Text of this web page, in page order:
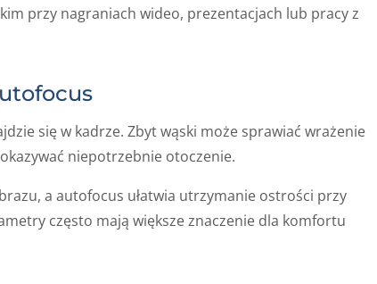
przy nagraniach wideo, prezentacjach lub pracy z
się w kadrze. Zbyt wąski może sprawiać wrażenie
niepotrzebnie otoczenie.
a autofocus ułatwia utrzymanie ostrości przy
często mają większe znaczenie dla komfortu